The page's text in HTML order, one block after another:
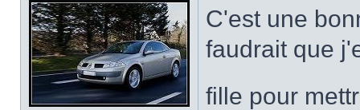
C'est une
faudrait que
fille pour